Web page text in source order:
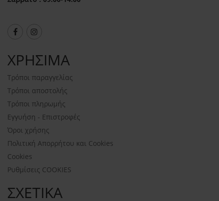
ΧΡΗΣΙΜΑ
Τρόποι παραγγελίας
Τρόποι αποστολής
Τρόποι πληρωμής
Εγγυήση - Επιστροφές
Όροι χρήσης
Πολιτική Απορρήτου και Cookies
Cookies
Ρυθμίσεις COOKIES
ΣΧΕΤΙΚΑ